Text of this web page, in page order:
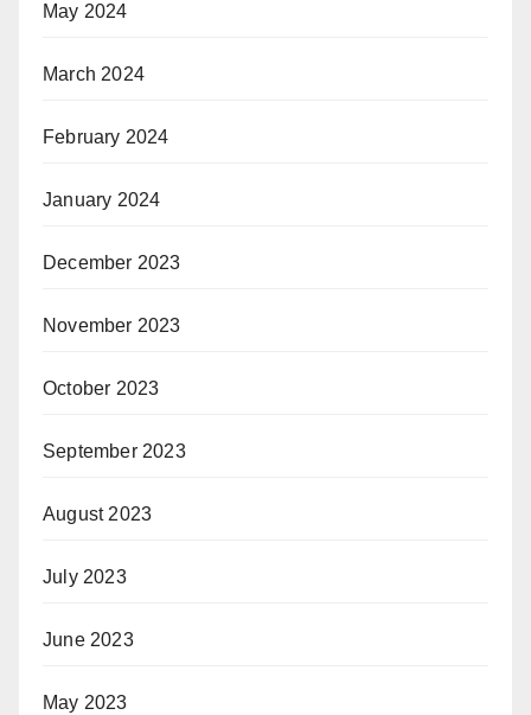
May 2024
March 2024
February 2024
January 2024
December 2023
November 2023
October 2023
September 2023
August 2023
July 2023
June 2023
May 2023